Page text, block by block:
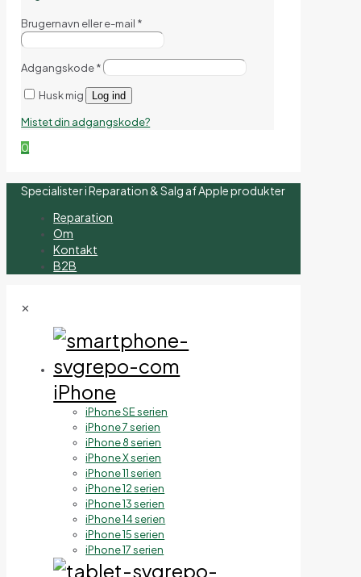
Brugernavn eller e-mail *
Adgangskode*
Husk mig Log ind
Mistet din adgangskode?
0
Specialister i Reparation & Salg af Apple produkter
Reparation
Om
Kontakt
B2B
✕
iPhone
iPhone SE serien
iPhone 7 serien
iPhone 8 serien
iPhone X serien
iPhone 11 serien
iPhone 12 serien
iPhone 13 serien
iPhone 14 serien
iPhone 15 serien
iPhone 17 serien